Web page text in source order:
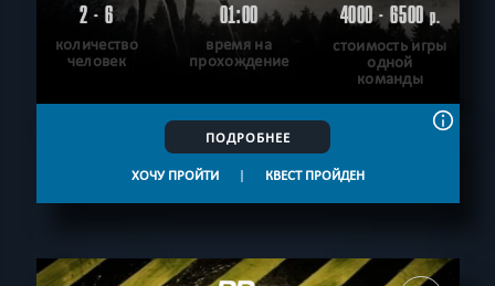
2 - 6
количество
человек
01:00
время на
прохождение
4000 - 6500р.
стоимость игры
одной
команды
ПОДРОБНЕЕ
ХОЧУ ПРОЙТИ | КВЕСТ ПРОЙДЕН